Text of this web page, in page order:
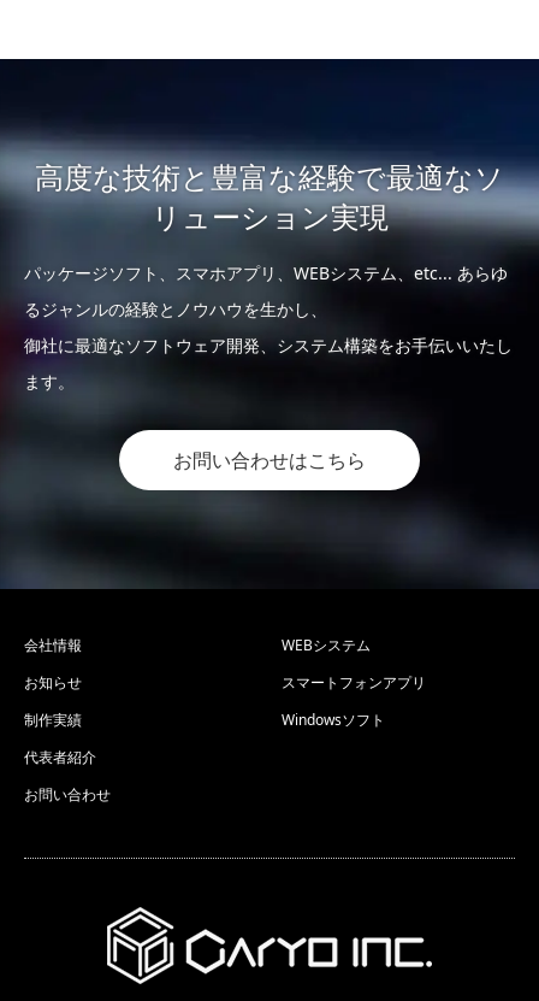
高度な技術と豊富な経験で最適なソ
リューション実現
パッケージソフト、スマホアプリ、WEBシステム、etc... あらゆ
るジャンルの経験とノウハウを生かし、
御社に最適なソフトウェア開発、システム構築をお手伝いいたし
ます。
お問い合わせはこちら
会社情報
お知らせ
制作実績
代表者紹介
お問い合わせ
WEBシステム
スマートフォンアプリ
Windowsソフト